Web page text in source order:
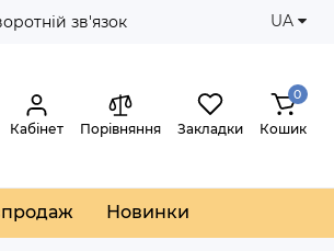
зв'язок UA
Кабінет Порівняння Закладки
0
Кошик
Новинки